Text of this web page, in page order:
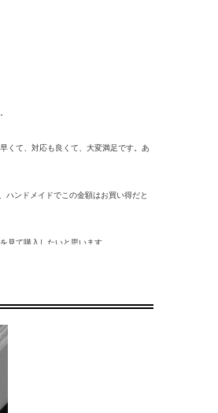
くて、対応も良くて、大変満足です。あ
ハンドメイドでこの金額はお買い得だと
見て購入したいと思います。
眺めてしまいそうです。